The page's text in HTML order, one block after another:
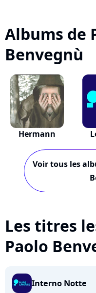
Albums de
Benvegnù
Hermann
Voir tous les
Les titres
Paolo
Interno Notte